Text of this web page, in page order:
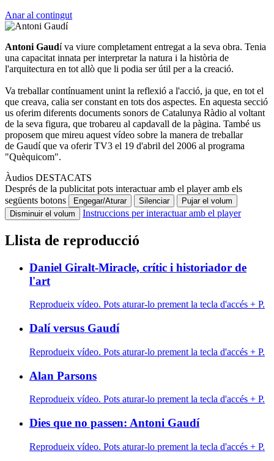
Anar al contingut
Antoni Gaudí va viure completament entregat a la seva obra. Tenia
una capacitat innata per interpretar la natura i la història de
l'arquitectura en tot allò que li podia ser útil per a la creació.
​Va treballar contínuament unint la reflexió a l'acció, ja que, en tot el
que creava, calia ser constant en tots dos aspectes. En aquesta secció
us oferim diferents documents sonors de Catalunya Ràdio al voltant
de la seva figura, que trobareu al capdavall de la pàgina. També us
proposem que mireu aquest vídeo sobre la manera de treballar
de Gaudí que va oferir TV3 el 19 d'abril del 2006 al programa
"Quèquicom".
Àudios DESTACATS
Després de la publicitat pots interactuar amb el player amb els
següents botons
Engegar/Aturar Silenciar
Pujar el volum
Disminuir el volum
Instruccions per interactuar amb el player
Llista de reproducció
Daniel Giralt-Miracle, crític i historiador de
l'art
Reprodueix vídeo. Pots aturar-lo prement la tecla d'accés + P.
Dalí versus Gaudí
Reprodueix vídeo. Pots aturar-lo prement la tecla d'accés + P.
Alan Parsons
Reprodueix vídeo. Pots aturar-lo prement la tecla d'accés + P.
Dies que no passen: Antoni Gaudí
Reprodueix vídeo. Pots aturar-lo prement la tecla d'accés + P.